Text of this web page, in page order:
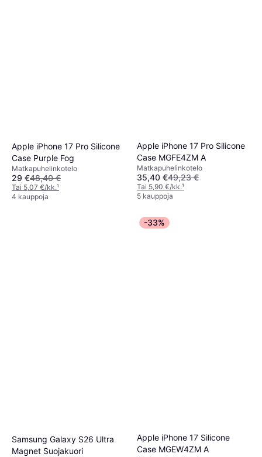
Apple iPhone 17 Pro Silicone
Case Purple Fog
Matkapuhelinkotelo
29 €48,40 €
Tai 5,07 €/kk.¹
4 kauppoja
Apple iPhone 17 Pro Silicone
Case MGFE4ZM A
Matkapuhelinkotelo
35,40 €49,23 €
Tai 5,90 €/kk.¹
5 kauppoja
Samsung Galaxy S26 Ultra
Magnet Suojakuori
-33%
Apple iPhone 17 Silicone
Case MGEW4ZM A